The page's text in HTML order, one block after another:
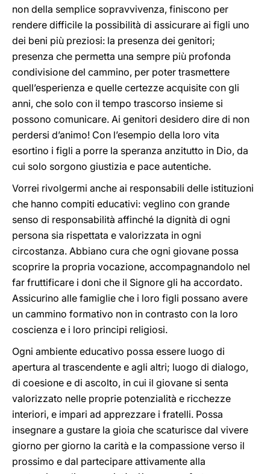
non della semplice sopravvivenza, finiscono per
rendere difficile la possibilità di assicurare ai figli uno
dei beni più preziosi: la presenza dei genitori;
presenza che permetta una sempre più profonda
condivisione del cammino, per poter trasmettere
quell’esperienza e quelle certezze acquisite con gli
anni, che solo con il tempo trascorso insieme si
possono comunicare. Ai genitori desidero dire di non
perdersi d’animo! Con l’esempio della loro vita
esortino i figli a porre la speranza anzitutto in Dio, da
cui solo sorgono giustizia e pace autentiche.
Vorrei rivolgermi anche ai responsabili delle istituzioni
che hanno compiti educativi: veglino con grande
senso di responsabilità affinché la dignità di ogni
persona sia rispettata e valorizzata in ogni
circostanza. Abbiano cura che ogni giovane possa
scoprire la propria vocazione, accompagnandolo nel
far fruttificare i doni che il Signore gli ha accordato.
Assicurino alle famiglie che i loro figli possano avere
un cammino formativo non in contrasto con la loro
coscienza e i loro principi religiosi.
Ogni ambiente educativo possa essere luogo di
apertura al trascendente e agli altri; luogo di dialogo,
di coesione e di ascolto, in cui il giovane si senta
valorizzato nelle proprie potenzialità e ricchezze
interiori, e impari ad apprezzare i fratelli. Possa
insegnare a gustare la gioia che scaturisce dal vivere
giorno per giorno la carità e la compassione verso il
prossimo e dal partecipare attivamente alla